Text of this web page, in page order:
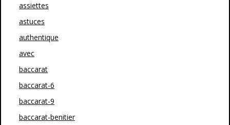
assiettes
astuces
authentique
avec
baccarat
baccarat-6
baccarat-9
baccarat-benitier